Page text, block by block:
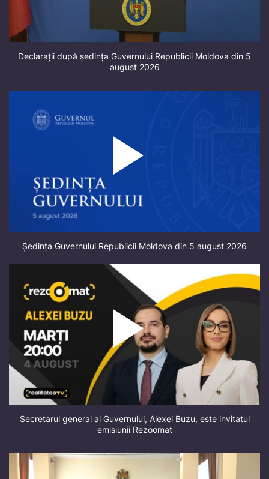
Declarații după ședința Guvernului Republicii Moldova din 5
august 2026
Ședința Guvernului Republicii Moldova din 5 august 2026
Secretarul general al Guvernului, Alexei Buzu, este invitatul
emisiunii Rezoomat